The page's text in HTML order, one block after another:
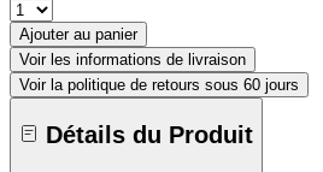
Ajouter au panier
Voir les informations de livraison
Voir la politique de retours sous 60 jours
Détails du Produit